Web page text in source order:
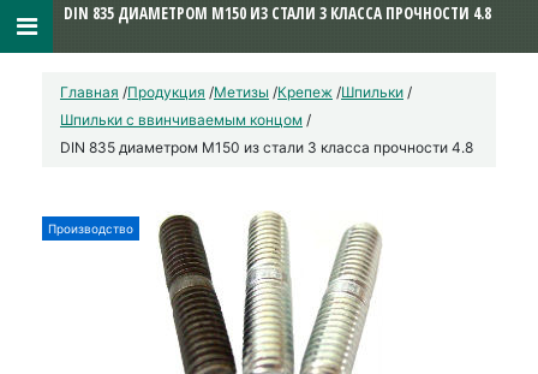
Главная /Продукция /Метизы /Крепеж /Шпильки /
Шпильки с ввинчиваемым концом /
DIN 835 диаметром М150 из стали 3 класса прочности 4.8
Производство
DIN 835 ДИАМЕТРОМ М150 ИЗ СТАЛИ 3 КЛАССА ПРОЧНОСТИ 4.8